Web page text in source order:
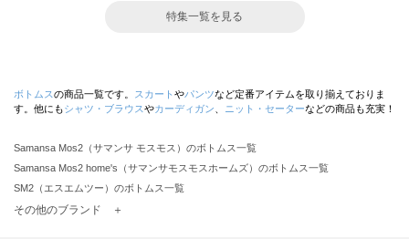
特集一覧を見る
ボトムスの商品一覧です。 スカート やパンツなど定番アイテムを取り揃えておりま
す。他にもシャツ・ブラウスやカーディガン ニット・セーターなどの商品も充実！
Samansa Mos2（サマンサ モスモス）のボトムス一覧
Samansa Mos2 home's（サマンサモスモスホームズ）のボトムス一覧
SM2（エスエムツー）のボトムス一覧
TSUHARU by Samansa Mos2（ツハルバイサマンサモスモス）のボトムス一覧
その他のブランド ＋